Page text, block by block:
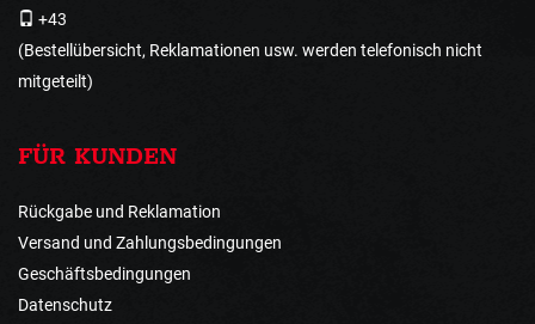
+43
(Bestellübersicht, Reklamationen usw. werden telefonisch nicht
mitgeteilt)
FÜR KUNDEN
Rückgabe und Reklamation
Versand und Zahlungsbedingungen
Geschäftsbedingungen
Datenschutz